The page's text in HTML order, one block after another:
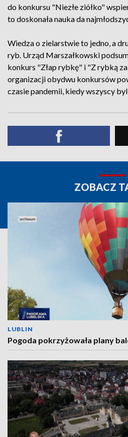
do konkursu "Niezłe ziółko"
to doskonała nauka da
Wiedza o zielarstwie to jedno, a
ryb. Urząd Marszałkowski
konkurs "Złap rybkę" i "Z rybką
organizacji obydwu konkursów
czasie pandemii, kiedy wszyscy
ZOBACZ
LUBLIN
Pogoda pokrzyżowała plany